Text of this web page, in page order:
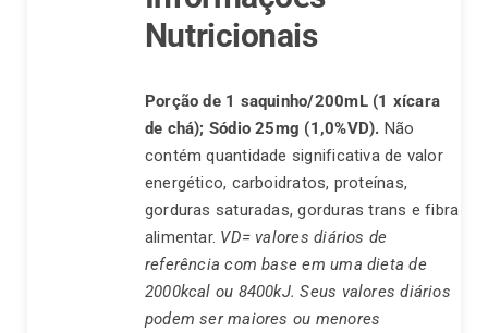
Nutricionais
Porção de 1 saquinho/200mL (1 xícara
de chá); Sódio 25mg (1,0%VD).
contém quantidade significativa de valor
energético, carboidratos, proteínas,
gorduras saturadas, gorduras trans e fibra
alimentar. VD= valores diários de
referência com base em uma dieta de
2000kcal ou 8400kJ. Seus valores diários
podem ser maiores ou menores